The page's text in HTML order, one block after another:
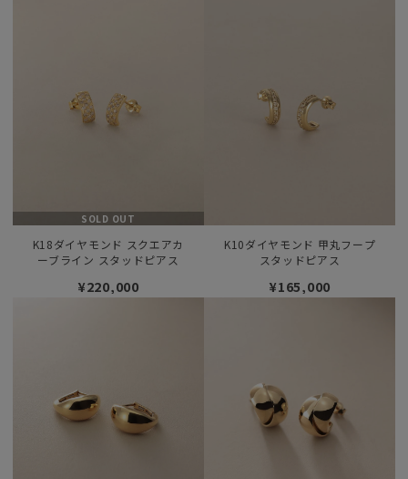
SOLD OUT
K18ダイヤモンド スクエアカ
ーブライン スタッドピアス
¥220,000
K10ダイヤモンド 甲丸フープ
スタッドピアス
¥165,000